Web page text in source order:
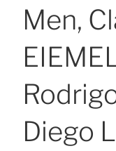
Men,
Diego